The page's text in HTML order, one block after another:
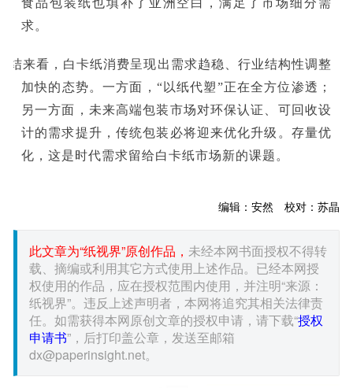
食品包装纸也填补了亚洲空白，满足了市场细分需
求。
结来看，白卡纸消费呈现出需求趋稳、行业结构性调整
加快的态势。一方面，“以纸代塑”正在全方位渗透；
另一方面，未来高端包装市场对环保认证、可回收设
计的需求提升，传统包装必将迎来优化升级。存量优
化，这是时代需求留给白卡纸市场新的课题。
编辑：安然 校对：苏晶
此文章为“纸视界”原创作品， 未经本网书面授权不得转
载、摘编或利用其它方式使用上述作品。已经本网授
权使用的作品，应在授权范围内使用，并注明“来源：
纸视界”。违反上述声明者，本网将追究其相关法律责
任。如需获得本网原创文章的授权申请，请下载“授权
申请书”，后打印盖公章，发送至邮箱
dx@paperinsight.net。